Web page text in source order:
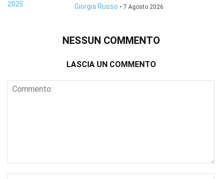
Giorgia Russo - 7 Agosto 2026
NESSUN COMMENTO
LASCIA UN COMMENTO